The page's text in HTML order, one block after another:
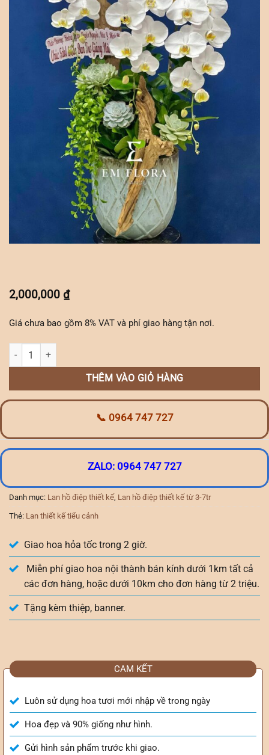
2,000,000 ₫
Giá chưa bao gồm 8% VAT và phí giao hàng tận nơi.
Lan Thiết Kế Tone Trắng số lượng
THÊM VÀO GIỎ HÀNG
📞 0964 747 727
ZALO: 0964 747 727
Danh mục: Lan hồ điệp thiết kế Lan hồ điệp thiết kế từ 3-7tr
Thẻ: Lan thiết kế tiểu cảnh
Giao hoa hỏa tốc trong 2 giờ.
Miễn phí giao hoa nội thành bán kính dưới 1km tất cả
các đơn hàng, hoặc dưới 10km cho đơn hàng từ 2 triệu.
Tặng kèm thiệp, banner.
CAM KẾT
Luôn sử dụng hoa tươi mới nhập về trong ngày
Hoa đẹp và 90% giống như hình.
Gửi hình sản phẩm trước khi giao.